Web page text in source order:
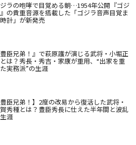
ラの咆哮で目覚める朝…1954年公開『ゴジ
の貴重音源を搭載した「ゴジラ音声目覚ま
計」が新発売
豊臣兄弟！』で萩原護が演じる武将・小堀正
は？秀長・秀吉・家康が重用、“出家を重
実務派”の生涯
豊臣兄弟！】2度の改易から復活した武将・
秀種とは？豊臣秀長に仕えた半年間と波乱
涯